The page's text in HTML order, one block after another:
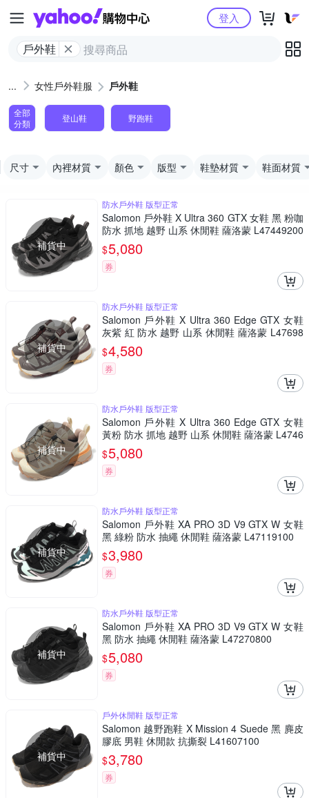
Yahoo購物中心
戶外鞋
登入
女性戶外鞋服 戶外鞋
全部
分類
登山鞋 野跑鞋
尺寸 內裡材質 顏色 版型 鞋墊材質 鞋面材質
補貨中
防水戶外鞋 版型正常
Salomon 戶外鞋 X Ultra 360 GTX 女鞋 黑 粉咖
防水 抓地 越野 山系 休閒鞋 薩洛蒙 L47449200
$5,080
券
補貨中
防水戶外鞋 版型正常
Salomon 戶外鞋 X Ultra 360 Edge GTX 女鞋
灰紫 紅 防水 越野 山系 休閒鞋 薩洛蒙 L47698
800
$4,580
券
補貨中
防水戶外鞋 版型正常
Salomon 戶外鞋 X Ultra 360 Edge GTX 女鞋
黃粉 防水 抓地 越野 山系 休閒鞋 薩洛蒙 L4746
3600
$5,080
券
補貨中
防水戶外鞋 版型正常
Salomon 戶外鞋 XA PRO 3D V9 GTX W 女鞋
黑 綠粉 防水 抽繩 休閒鞋 薩洛蒙 L47119100
$3,980
券
補貨中
防水戶外鞋 版型正常
Salomon 戶外鞋 XA PRO 3D V9 GTX W 女鞋
黑 防水 抽繩 休閒鞋 薩洛蒙 L47270800
$5,080
券
補貨中
戶外休閒鞋 版型正常
Salomon 越野跑鞋 X Mission 4 Suede 黑 麂皮
膠底 男鞋 休閒款 抗撕裂 L41607100
$3,780
券